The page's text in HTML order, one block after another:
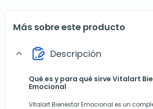
Más sobre este producto
expand_more Descripción
Qué es y para qué sirve Vitalart
Emocional
Vitalart Bienestar Emocional es un